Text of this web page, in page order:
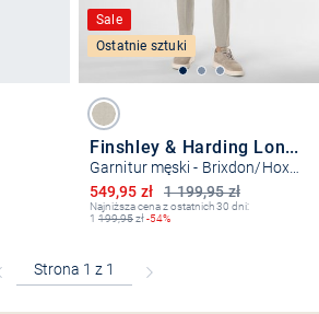
Sale
Ostatnie sztuki
Finshley & Harding London
Garnitur męski - Brixdon/Hoxdon
1 199,95 zł
Obniżona cena
549,95 zł
Najniższa cena z ostatnich 30 dni:
1 199,95zł-54%
czasu zwrotu towaru: 60 dni